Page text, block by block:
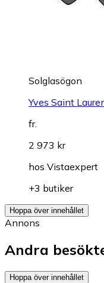
Solglasögon
Yves Saint
fr.
2 973 kr
hos Vistaexpert
+3 butiker
Hoppa över innehållet
Annons
Andra
Hoppa över innehållet